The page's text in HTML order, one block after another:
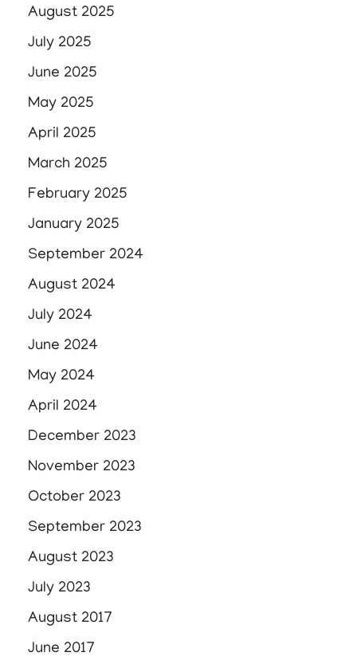
August 2025
July 2025
June 2025
May 2025
April 2025
March 2025
February 2025
January 2025
September 2024
August 2024
July 2024
June 2024
May 2024
April 2024
December 2023
November 2023
October 2023
September 2023
August 2023
July 2023
August 2017
June 2017